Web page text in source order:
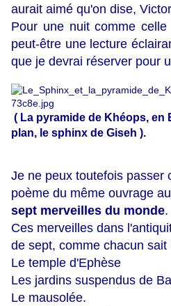
aurait aimé qu'on dise,
Pour une nuit comme
peut-être une lecture
que je devrai réserver pour
( La pyramide de Khéops, en
plan, le sphinx de Giseh ).
Je ne peux toutefois passer
poème du même ouvrage
sept merveilles du monde.
Ces merveilles dans
de sept, comme chacun sait
Le temple d'Ephèse
Les jardins suspendus de
Le mausolée.